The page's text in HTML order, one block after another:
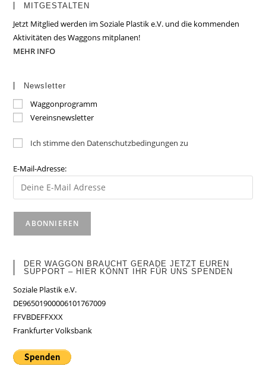
MITGESTALTEN
Jetzt Mitglied werden im Soziale Plastik e.V. und die kommenden
Aktivitäten des Waggons mitplanen!
MEHR INFO
Newsletter
Waggonprogramm
Vereinsnewsletter
Ich stimme den Datenschutzbedingungen zu
E-Mail-Adresse:
DER WAGGON BRAUCHT GERADE JETZT EUREN
SUPPORT – HIER KÖNNT IHR FÜR UNS SPENDEN
Soziale Plastik e.V.
DE96501900006101767009
FFVBDEFFXXX
Frankfurter Volksbank